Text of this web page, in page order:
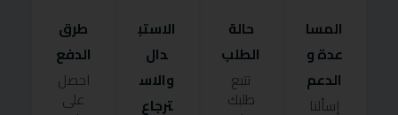
المسا
عدة و
الدعم
إسألنا
حالة
الطلب
تتبع
طلبك
الاستب
دال
والاس
ترجاع
طرق
الدفع
احصل
على